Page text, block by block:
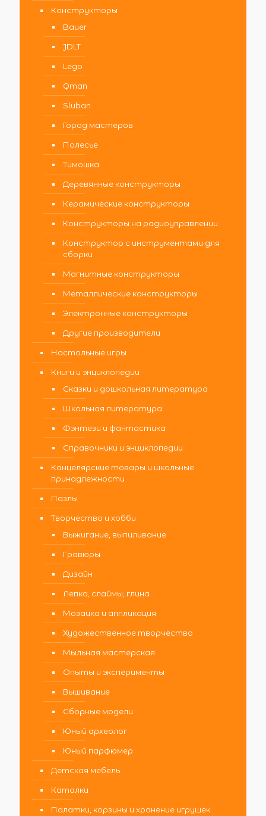
Конструкторы
Bauer
JDLT
Lego
Qman
Sluban
Город мастеров
Полесье
Тимошка
Деревянные конструкторы
Керамические конструкторы
Конструкторы на радиоуправлении
Конструктор с инструментами для
сборки
Магнитные конструкторы
Металлические конструкторы
Электронные конструкторы
Другие производители
Настольные игры
Книги и энциклопедии
Сказки и дошкольная литература
Школьная литература
Фэнтези и фантастика
Справочники и энциклопедии
Канцелярские товары и школьные
принадлежности
Пазлы
Творчество и хобби
Выжигание, выпиливание
Гравюры
Дизайн
Лепка, слаймы, глина
Мозаика и аппликация
Художественное творчество
Мыльная мастерская
Опыты и эксперименты
Вышивание
Сборные модели
Юный археолог
Юный парфюмер
Детская мебель
Каталки
Палатки, корзины и хранение игрушек